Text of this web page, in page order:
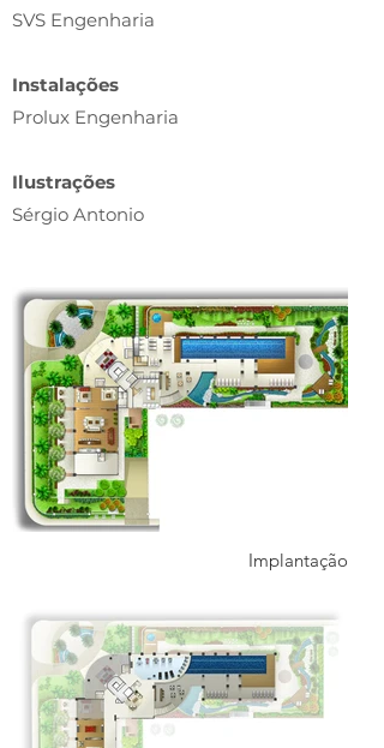
SVS Engenharia
Instalações
Prolux Engenharia
Ilustrações
Sérgio Antonio
Implantação